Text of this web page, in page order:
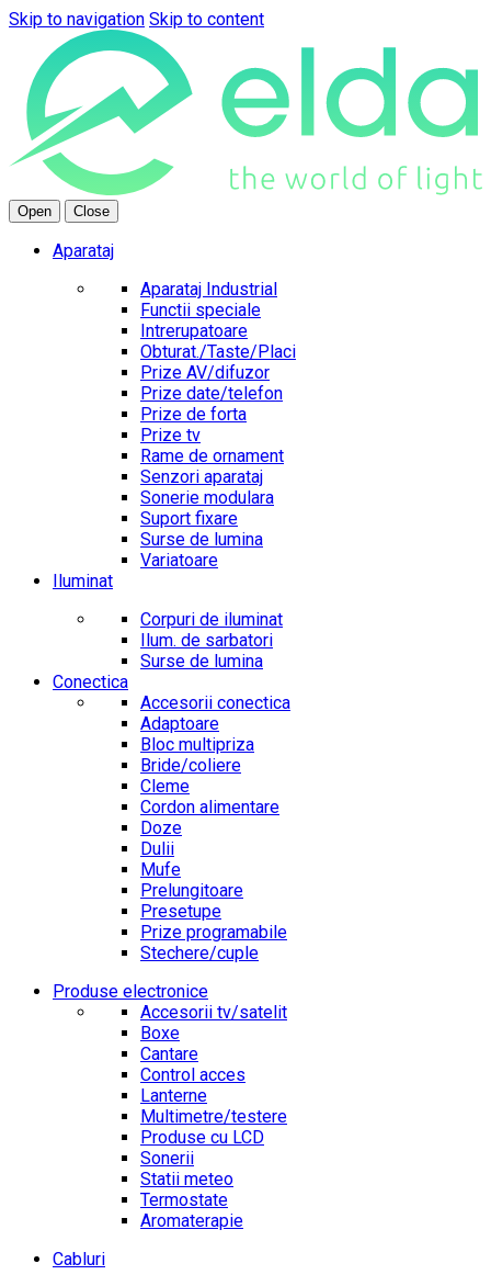
Skip to navigation Skip to content
Open Close
Aparataj
Aparataj Industrial
Functii speciale
Intrerupatoare
Obturat./Taste/Placi
Prize AV/difuzor
Prize date/telefon
Prize de forta
Prize tv
Rame de ornament
Senzori aparataj
Sonerie modulara
Suport fixare
Surse de lumina
Variatoare
Iluminat
Corpuri de iluminat
Ilum. de sarbatori
Surse de lumina
Conectica
Accesorii conectica
Adaptoare
Bloc multipriza
Bride/coliere
Cleme
Cordon alimentare
Doze
Dulii
Mufe
Prelungitoare
Presetupe
Prize programabile
Stechere/cuple
Produse electronice
Accesorii tv/satelit
Boxe
Cantare
Control acces
Lanterne
Multimetre/testere
Produse cu LCD
Sonerii
Statii meteo
Termostate
Aromaterapie
Cabluri